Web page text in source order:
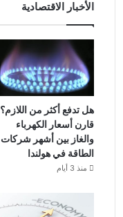
الأخبار الاقتصادية
هل تدفع أكثر من اللازم؟
قارن أسعار الكهرباء
والغاز بين أشهر شركات
الطاقة في هولندا
منذ 3 أيام